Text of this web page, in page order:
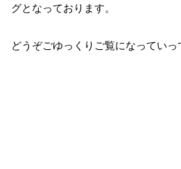
グとなっております。
どうぞごゆっくりご覧になっていっ